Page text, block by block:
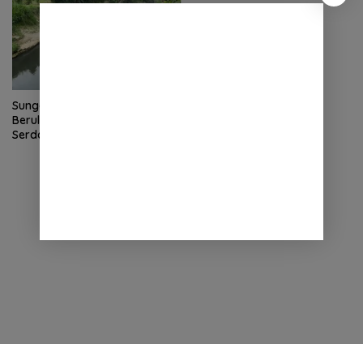
Sungai Belumai Menghitam
Berulang Kali, Kepala DLH Deli
Serdang Dinilai Gagal, Rio Laka